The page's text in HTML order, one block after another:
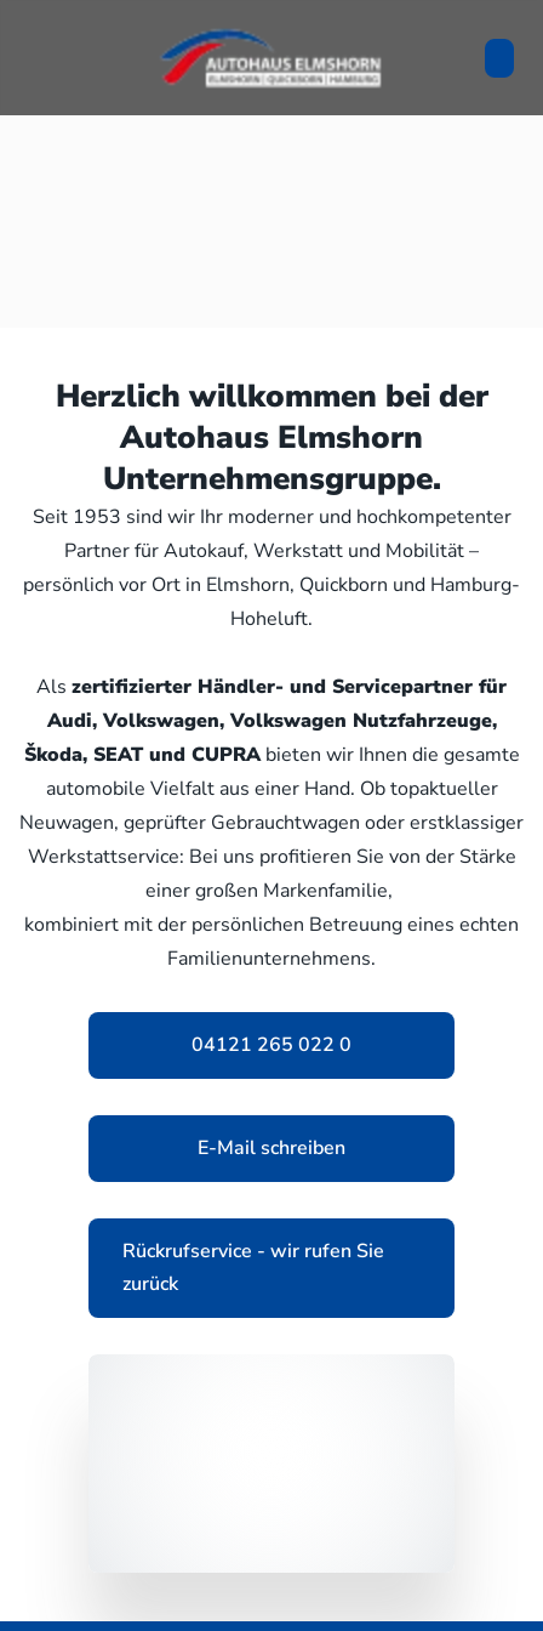
Herzlich willkommen bei der
Autohaus Elmshorn
Unternehmensgruppe.
Seit 1953 sind wir Ihr moderner und hochkompetenter
Partner für Autokauf, Werkstatt und Mobilität –
persönlich vor Ort in Elmshorn, Quickborn und Hamburg-
Hoheluft.
Als zertifizierter Händler- und Servicepartner für
Audi, Volkswagen, Volkswagen Nutzfahrzeuge,
Škoda, SEAT und CUPRAbieten wir Ihnen die gesamte
automobile Vielfalt aus einer Hand. Ob topaktueller
Neuwagen, geprüfter Gebrauchtwagen oder erstklassiger
Werkstattservice: Bei uns profitieren Sie von der Stärke
einer großen Markenfamilie,
kombiniert mit der persönlichen Betreuung eines echten
Familienunternehmens.
04121 265 022 0
E-Mail schreiben
Rückrufservice - wir rufen Sie
zurück